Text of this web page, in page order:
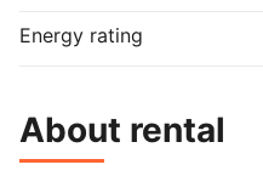
Energy rating
About rental